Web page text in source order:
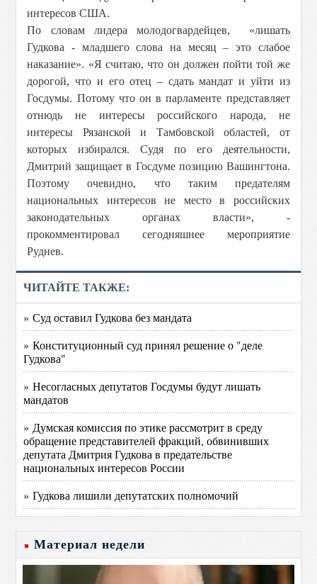
интересов США.
По словам лидера молодогвардейцев, «лишать
Гудкова - младшего слова на месяц – это слабое
наказание». «Я считаю, что он должен пойти той же
дорогой, что и его отец – сдать мандат и уйти из
Госдумы. Потому что он в парламенте представляет
отнюдь не интересы российского народа, не
интересы Рязанской и Тамбовской областей, от
которых избирался. Судя по его деятельности,
Дмитрий защищает в Госдуме позицию Вашингтона.
Поэтому очевидно, что таким предателям
национальных интересов не место в российских
законодательных органах власти», -
прокомментировал сегодняшнее мероприятие
Руднев.
ЧИТАЙТЕ ТАКЖЕ:
» Суд оставил Гудкова без мандата
» Конституционный суд принял решение о "деле
Гудкова"
» Несогласных депутатов Госдумы будут лишать
мандатов
» Думская комиссия по этике рассмотрит в среду
обращение представителей фракций, обвинивших
депутата Дмитрия Гудкова в предательстве
национальных интересов России
» Гудкова лишили депутатских полномочий
Материал недели